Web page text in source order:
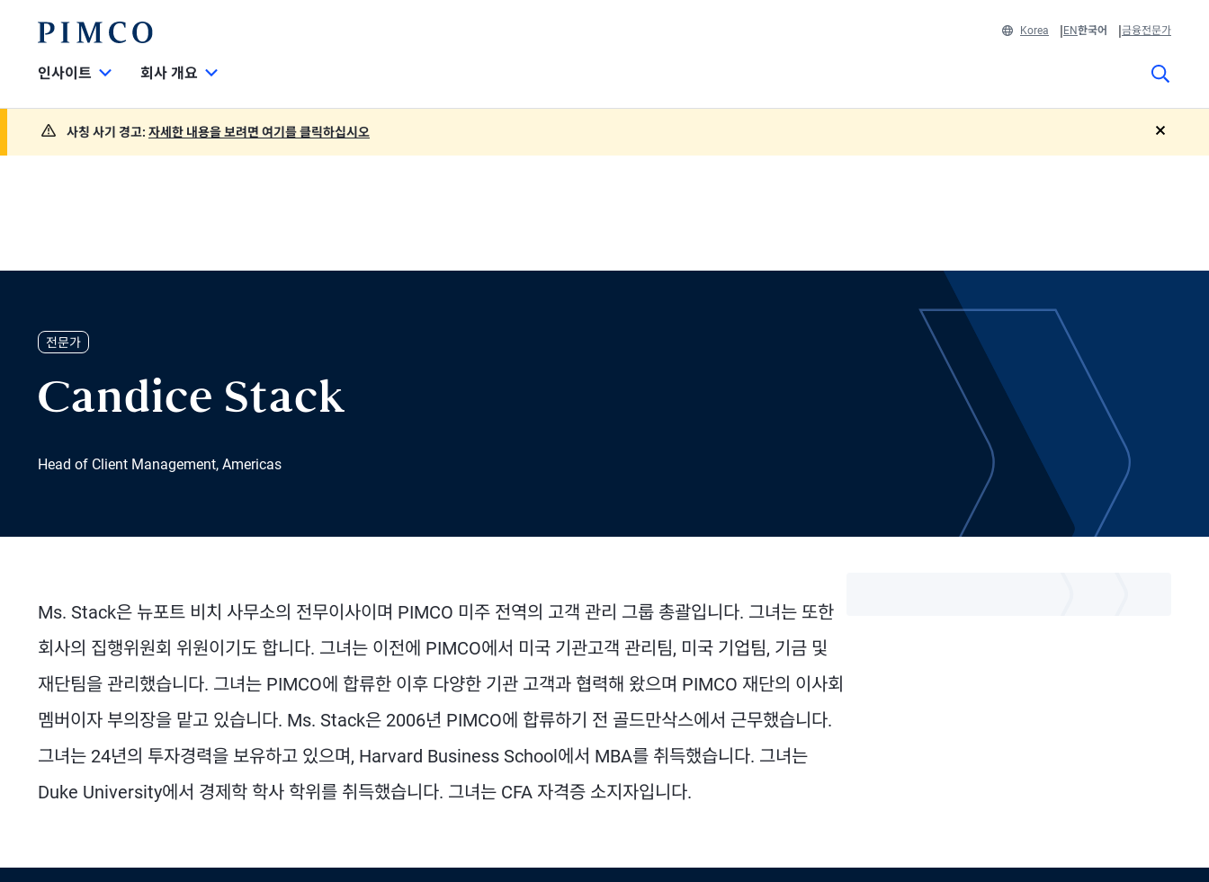
Korea EN한국어 금융전문가
인사이트 회사 개요
사칭 사기 경고: 자세한 내용을 보려면 여기를 클릭하십시오
전문가
Candice Stack
Head of Client Management, Americas
Ms. Stack은 뉴포트 비치 사무소의 전무이사이며 PIMCO 미주 전역의 고객 관리 그룹 총괄입니다. 그녀는 또한
회사의 집행위원회 위원이기도 합니다. 그녀는 이전에 PIMCO에서 미국 기관고객 관리팀, 미국 기업팀, 기금 및
재단팀을 관리했습니다. 그녀는 PIMCO에 합류한 이후 다양한 기관 고객과 협력해 왔으며 PIMCO 재단의 이사회
멤버이자 부의장을 맡고 있습니다. Ms. Stack은 2006년 PIMCO에 합류하기 전 골드만삭스에서 근무했습니다.
그녀는 24년의 투자경력을 보유하고 있으며, Harvard Business School에서 MBA를 취득했습니다. 그녀는
Duke University에서 경제학 학사 학위를 취득했습니다. 그녀는 CFA 자격증 소지자입니다.